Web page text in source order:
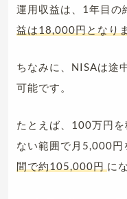
運用収益は、1年目の
益は18,000円となり
ちなみに、NISAは途
可能です。
たとえば、100万円
ない範囲で月5,000円
間で約105,000円 に